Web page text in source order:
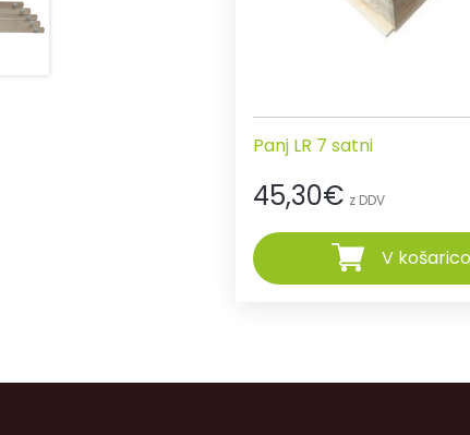
Panj LR 7 satni
45,30€ z DDV
V košarico